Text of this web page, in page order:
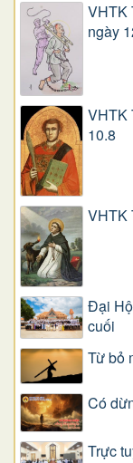
VHTK
ngày
VHTK
10.8
VHTK
Đại
cuối
Từ bỏ
Có
Trực